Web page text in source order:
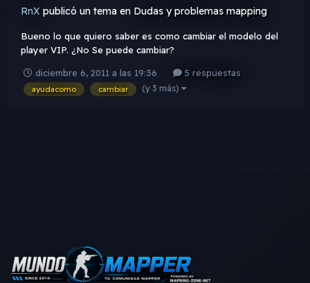
RnX publicó un tema en Dudas y problemas mapping
Bueno lo que quiero saber es como cambiar el modelo del
player VIP. ¿No Se puede cambiar?
diciembre 6, 2011 a las 19:36 5 respuestas
ayudacomo cambiar (y 3 más)